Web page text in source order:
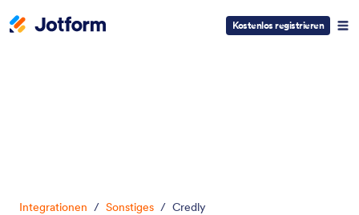
Kostenlos registrieren
Integrationen / Sonstiges / Credly